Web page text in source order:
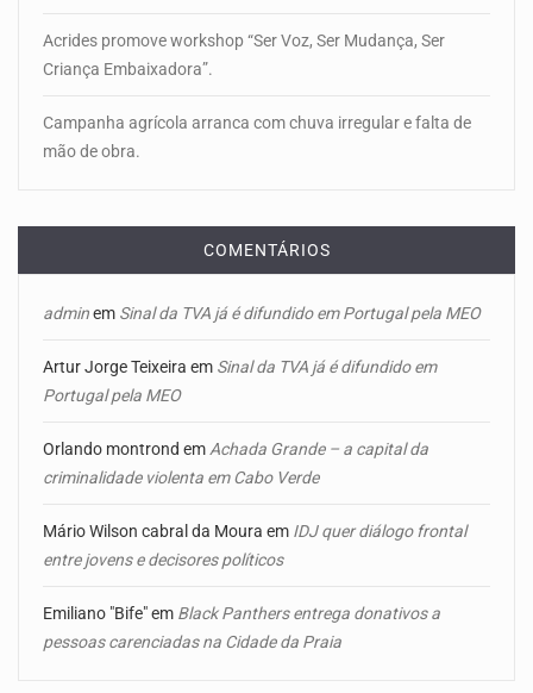
Acrides promove workshop “Ser Voz, Ser Mudança, Ser
Criança Embaixadora”.
Campanha agrícola arranca com chuva irregular e falta de
mão de obra.
COMENTÁRIOS
adminem Sinal da TVA já é difundido em Portugal pela MEO
Artur Jorge Teixeira em Sinal da TVA já é difundido em
Portugal pela MEO
Orlando montrond em Achada Grande – a capital da
criminalidade violenta em Cabo Verde
Mário Wilson cabral da Moura em IDJ quer diálogo frontal
entre jovens e decisores políticos
Emiliano "Bife"em Black Panthers entrega donativos a
pessoas carenciadas na Cidade da Praia